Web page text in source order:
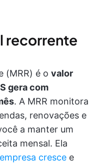
recorrente
(MRR) é o valor
gera com
. A MRR monitora
renovações e
a manter um
mensal. Ela
cresce e